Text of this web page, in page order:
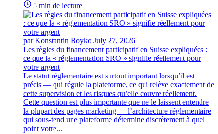
5 min de lecture
par Konstantin Boyko July 27, 2026
Les règles du financement participatif en Suisse expliquées :
ce que la « réglementation SRO » signifie réellement pour
votre argent
Le statut réglementaire est surtout important lorsqu’il est
précis — qui régule la plateforme, ce qui relève exactement de
cette supervision et les risques qu’elle couvre réellement.
Cette question est plus importante que ne le laissent entendre
la plupart des pages marketing — l’architecture réglementaire
qui sous-tend une plateforme détermine discrètement à quel
point votre...